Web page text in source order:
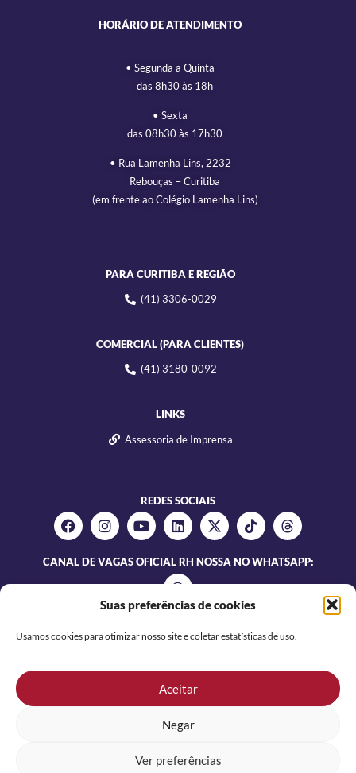
Suas preferências de cookies
Usamos cookies para otimizar nosso site e coletar estatísticas de uso.
Aceitar
Negar
Ver preferências
HORÁRIO DE ATENDIMENTO
• Segunda a Quinta
das 8h30 às 18h
• Sexta
das 08h30 às 17h30
• Rua Lamenha Lins, 2232
Rebouças – Curitiba
(em frente ao Colégio Lamenha Lins)
PARA CURITIBA E REGIÃO
(41) 3306-0029
COMERCIAL (PARA CLIENTES)
(41) 3180-0092
LINKS
Assessoria de Imprensa
REDES SOCIAIS
CANAL DE VAGAS OFICIAL RH NOSSA NO WHATSAPP:
NOSSA SERVICO TEMPORÁRIO E GESTAO DE PESSOAS LTDA |